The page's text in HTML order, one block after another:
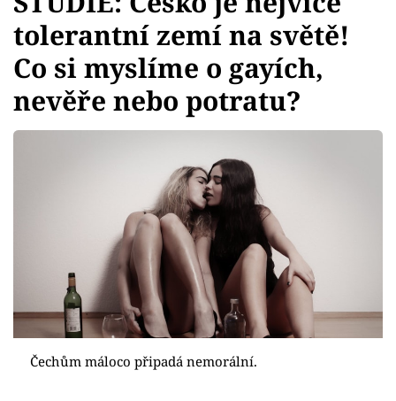
Témata
Showbyznys
Youtubeři
Sex a vztahy
Sledujte prima+
Přihlášení
tolerantní zemí na světě!
Co si myslíme o gayích,
nevěře nebo potratu?
Čechům máloco připadá nemorální.